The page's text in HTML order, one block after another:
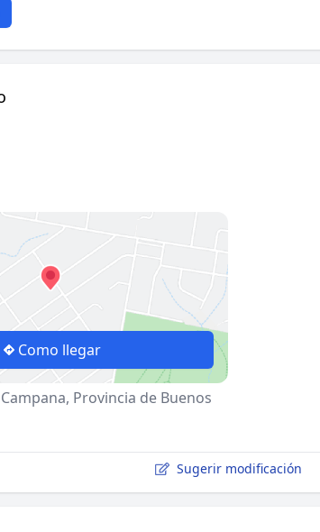
Como llegar
Provincia de Buenos
Sugerir modificación